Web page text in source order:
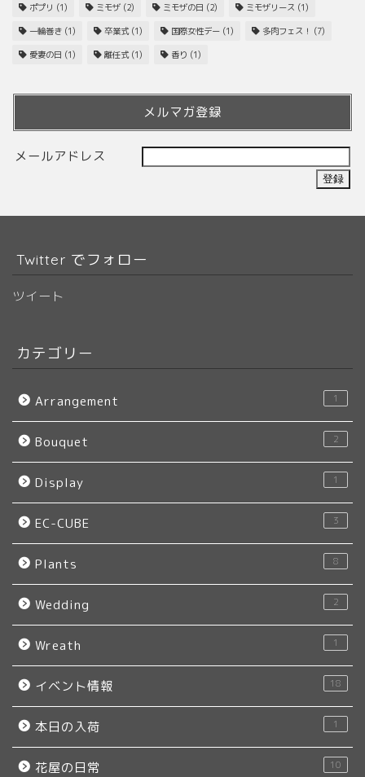
ポプリ (1) ミモザ (2) ミモザの日 (2) ミモザリース (1)
一輪巻き (1) 卒業式(1) 国際女性デー (1) 多肉フェス！ (7)
愛妻の日 (1) 離任式(1) 香り (1)
メルマガ登録
メールアドレス
Twitter でフォロー
ツイート
カテゴリー
Arrangement 1
Bouquet 2
Display 1
EC-CUBE 3
Plants 8
Wedding 2
Wreath 1
イベント情報 18
本日の入荷 1
花屋の日常 10